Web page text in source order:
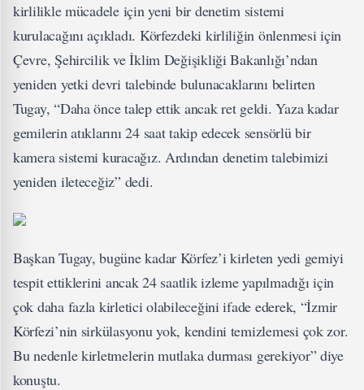
kirlilikle mücadele için yeni bir denetim sistemi
kurulacağını açıkladı. Körfezdeki kirliliğin önlenmesi için
Çevre, Şehircilik ve İklim Değişikliği Bakanlığı’ndan
yeniden yetki devri talebinde bulunacaklarını belirten
Tugay, “Daha önce talep ettik ancak ret geldi. Yaza kadar
gemilerin atıklarını 24 saat takip edecek sensörlü bir
kamera sistemi kuracağız. Ardından denetim talebimizi
yeniden ileteceğiz” dedi.
Başkan Tugay, bugüne kadar Körfez’i kirleten yedi gemiyi
tespit ettiklerini ancak 24 saatlik izleme yapılmadığı için
çok daha fazla kirletici olabileceğini ifade ederek, “İzmir
Körfezi’nin sirkülasyonu yok, kendini temizlemesi çok zor.
Bu nedenle kirletmelerin mutlaka durması gerekiyor” diye
konuştu.